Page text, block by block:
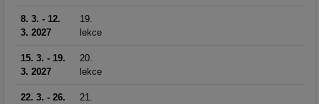
8. 3. - 12.
3. 2027
19.
lekce
15. 3. - 19.
3. 2027
20.
lekce
22. 3. - 26.
21.